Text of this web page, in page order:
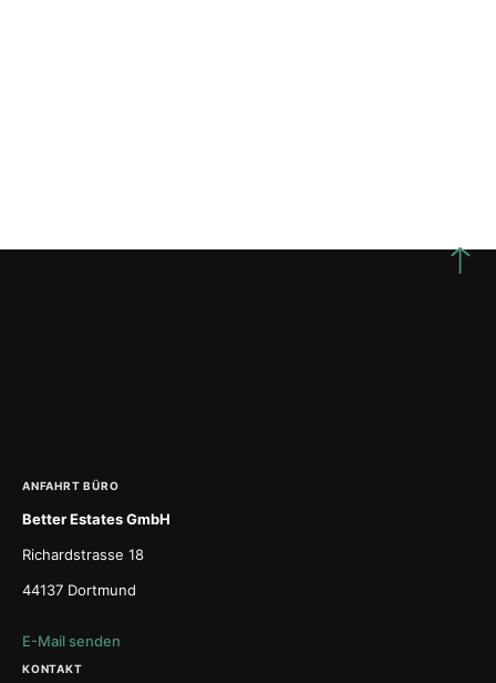
ANFAHRT BÜRO
Better Estates GmbH
Richardstrasse 18
44137 Dortmund
E-Mail senden
KONTAKT